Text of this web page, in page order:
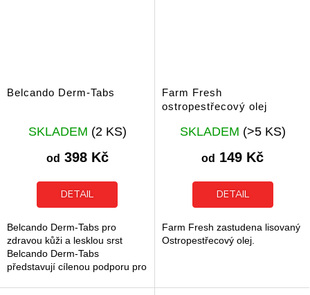
Belcando Derm-Tabs
Průměrné
hodnocení
produktu
je
z
SKLADEM (2 KS)
od 398 Kč
DETAIL
Belcando Derm-Tabs pro
zdravou kůži a lesklou srst
Belcando Derm-Tabs
představují cílenou podporu pro
Farm Fresh
ostropestřecový olej
Průměrné
hodnocení
produktu
je
z
SKLADEM (>5 KS)
od 149 Kč
DETAIL
Farm Fresh zastudena lisovaný
Ostropestřecový olej.